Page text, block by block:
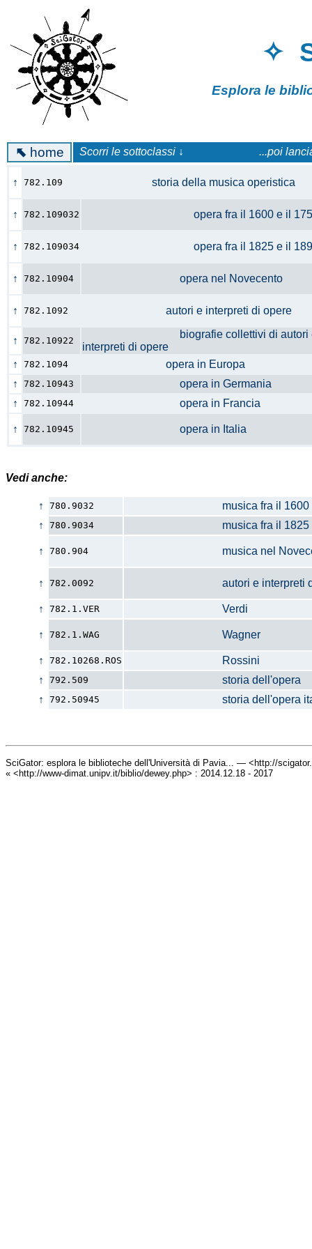
✧
Esplora le
⬉ home Scorri le sottoclassi ↓ ...poi
↑ 782.109 storia della musica operistica
↑ 782.109032 opera fra il 1600 e il
↑ 782.109034 opera fra il 1825 e il
↑ 782.10904 opera nel Novecento
↑ 782.1092 autori e interpreti di opere
↑ 782.10922
biografie collettivi di autori
interpreti di opere
↑
782.1094
opera in Europa
↑
782.10943
opera in Germania
↑
782.10944 opera in Francia
↑ 782.10945 opera in Italia
Vedi anche:
↑ 780.9032
musica fra il 1600 e il
↑
780.9034 musica fra il 1825 e il
↑ 780.904 musica nel
↑ 782.0092 autori e interpreti di
↑ 782.1.VER Verdi
↑ 782.1.WAG Wagner
↑ 782.10268.ROS
Rossini
↑
792.509
storia dell'opera
↑
792.50945 storia dell'opera
SciGator: esplora le biblioteche dell'Università di Pavia... — <http://
« <http://www-dimat.unipv.it/biblio/dewey.php> : 2014.12.18 - 2017